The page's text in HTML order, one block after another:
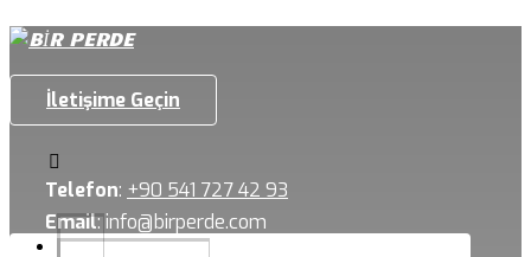
İletişime Geçin
Telefon: +90 541 727 42 93
Email:info@birperde.com